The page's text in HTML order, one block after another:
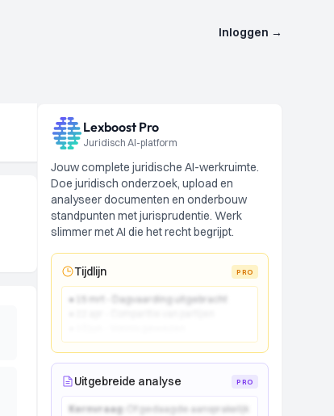
Inloggen →
Lexboost Pro
Juridisch AI-platform
Jouw complete juridische AI-werkruimte.
Doe juridisch onderzoek, upload en
analyseer documenten en onderbouw
standpunten met jurisprudentie. Werk
slimmer met AI die het recht begrijpt.
Tijdlijn PRO
● 15 mrt - Dagvaarding uitgebracht
Uitgebreide analyse PRO
Kernvraag:
Of gedaagde aansprakelijk